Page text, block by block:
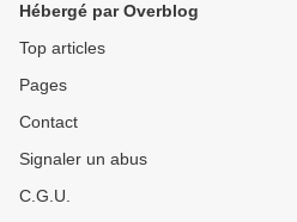
Hébergé par Overblog
Top articles
Pages
Contact
Signaler un abus
C.G.U.